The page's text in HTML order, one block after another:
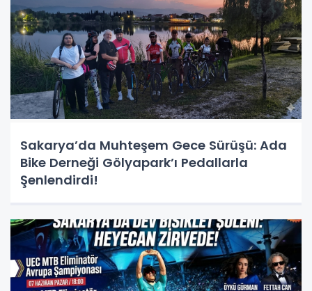
Sakarya’da Muhteşem Gece Sürüşü: Ada
Bike Derneği Gölyapark’ı Pedallarla
Şenlendirdi!